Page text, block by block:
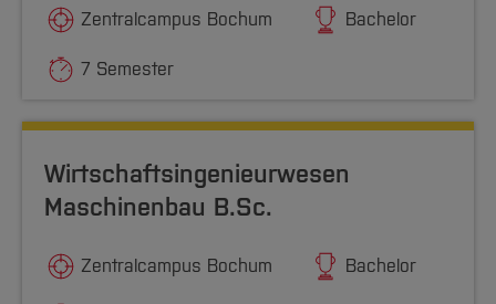
Zentralcampus Bochum Bachelor
7 Semester
Wirtschaftsingenieurwesen
Maschinenbau B.Sc.
Zentralcampus Bochum Bachelor